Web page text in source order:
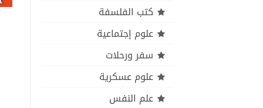
كتب الفلسفة
علوم إجتماعية
سفر ورحلات
علوم عسكرية
علم النفس